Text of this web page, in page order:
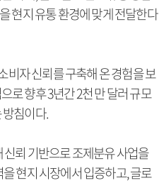
현지 유통 환경에 맞게 전달한다
비자 신뢰를 구축해 온 경험을 보
로 향후 3년간 2천 만 달러 규모
침이다.
뢰 기반으로 조제분유 사업을
현지 시장에서 입증하고, 글로